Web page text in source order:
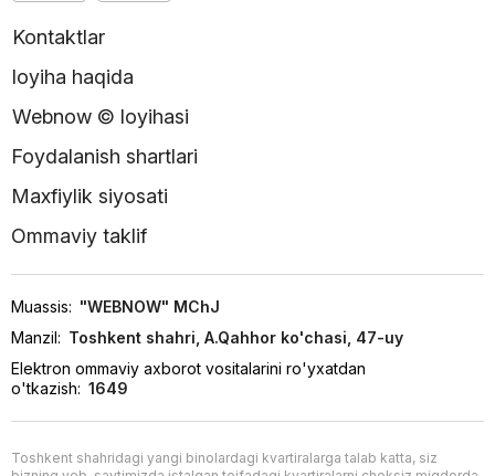
Kontaktlar
loyiha haqida
Webnow © loyihasi
Foydalanish shartlari
Maxfiylik siyosati
Ommaviy taklif
Muassis: "WEBNOW" MChJ
Manzil: Toshkent shahri, A.Qahhor ko'chasi, 47-uy
Elektron ommaviy axborot vositalarini ro'yxatdan
o'tkazish: 1649
Toshkent shahridagi yangi binolardagi kvartiralarga talab katta, siz